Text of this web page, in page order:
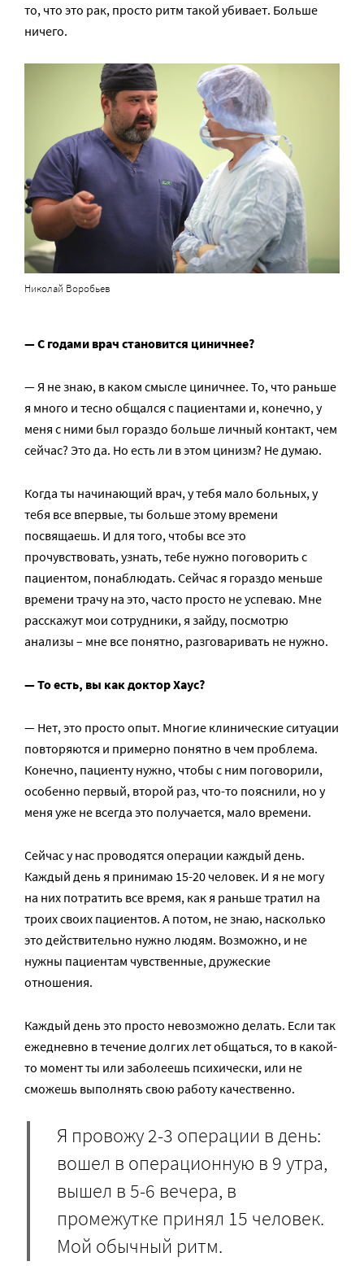
то, что это рак, просто ритм такой убивает. Больше
ничего.
Николай Воробьев
— С годами врач становится циничнее?
— Я не знаю, в каком смысле циничнее. То, что раньше
я много и тесно общался с пациентами и, конечно, у
меня с ними был гораздо больше личный контакт, чем
сейчас? Это да. Но есть ли в этом цинизм? Не думаю.
Когда ты начинающий врач, у тебя мало больных, у
тебя все впервые, ты больше этому времени
посвящаешь. И для того, чтобы все это
прочувствовать, узнать, тебе нужно поговорить с
пациентом, понаблюдать. Сейчас я гораздо меньше
времени трачу на это, часто просто не успеваю. Мне
расскажут мои сотрудники, я зайду, посмотрю
анализы – мне все понятно, разговаривать не нужно.
— То есть, вы как доктор Хаус?
— Нет, это просто опыт. Многие клинические ситуации
повторяются и примерно понятно в чем проблема.
Конечно, пациенту нужно, чтобы с ним поговорили,
особенно первый, второй раз, что-то пояснили, но у
меня уже не всегда это получается, мало времени.
Сейчас у нас проводятся операции каждый день.
Каждый день я принимаю 15-20 человек. И я не могу
на них потратить все время, как я раньше тратил на
троих своих пациентов. А потом, не знаю, насколько
это действительно нужно людям. Возможно, и не
нужны пациентам чувственные, дружеские
отношения.
Каждый день это просто невозможно делать. Если так
ежедневно в течение долгих лет общаться, то в какой-
то момент ты или заболеешь психически, или не
сможешь выполнять свою работу качественно.
Я провожу 2-3 операции в день:
вошел в операционную в 9 утра,
вышел в 5-6 вечера, в
промежутке принял 15 человек.
Мой обычный ритм.